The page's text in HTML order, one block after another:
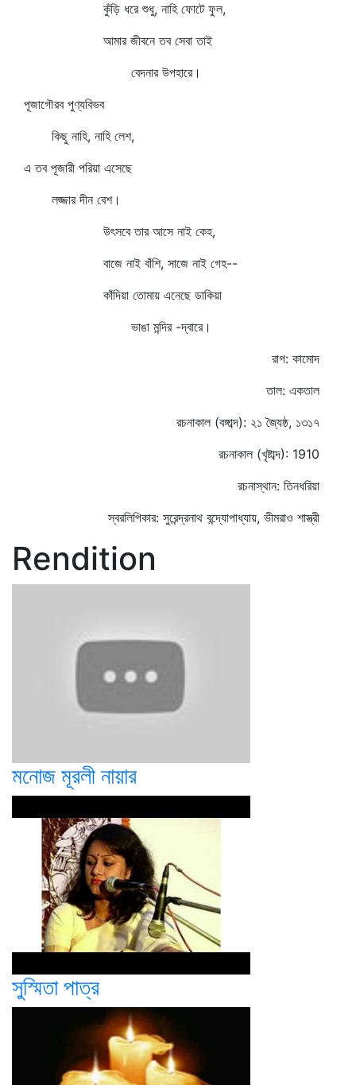
কুঁড়ি ধরে শুধু, নাহি ফোটে ফুল,
আমার জীবনে তব সেবা তাই
বেদনার উপহারে।
পূজাগৌরব পুণ্যবিভব
কিছু নাহি, নাহি লেশ,
এ তব পূজারী পরিয়া এসেছে
লজ্জার দীন বেশ।
উৎসবে তার আসে নাই কেহ,
বাজে নাই বাঁশি, সাজে নাই গেহ--
কাঁদিয়া তোমায় এনেছে ডাকিয়া
ভাঙা মন্দির -দ্বারে।
রাগ: কামোদ
তাল: একতাল
রচনাকাল (বঙ্গাব্দ): ২১ জ্যৈষ্ঠ, ১৩১৭
রচনাকাল (খৃষ্টাব্দ): 1910
রচনাস্থান: তিনধরিয়া
স্বরলিপিকার: সুরেন্দ্রনাথ বন্দ্যোপাধ্যায়, ভীমরাও শাস্ত্রী
Rendition
মনোজ মূরলী নায়ার
সুস্মিতা পাত্র